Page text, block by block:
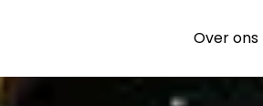
Over ons